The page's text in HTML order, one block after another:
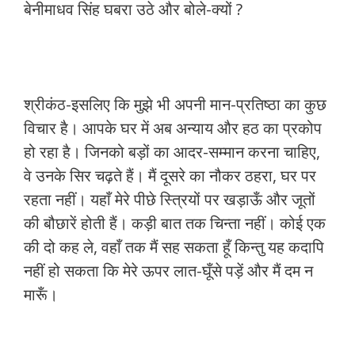
बेनीमाधव सिंह घबरा उठे और बोले-क्यों ?
श्रीकंठ-इसलिए कि मुझे भी अपनी मान-प्रतिष्ठा का कुछ
विचार है। आपके घर में अब अन्याय और हठ का प्रकोप
हो रहा है। जिनको बड़ों का आदर-सम्मान करना चाहिए,
वे उनके सिर चढ़ते हैं। मैं दूसरे का नौकर ठहरा, घर पर
रहता नहीं। यहाँ मेरे पीछे स्त्रियों पर खड़ाऊँ और जूतों
की बौछारें होती हैं। कड़ी बात तक चिन्ता नहीं। कोई एक
की दो कह ले, वहाँ तक मैं सह सकता हूँ किन्तु यह कदापि
नहीं हो सकता कि मेरे ऊपर लात-घूँसे पड़ें और मैं दम न
मारूँ।